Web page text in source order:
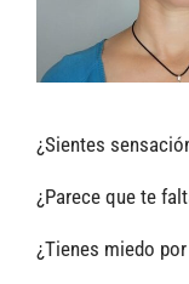
¿Sientes
¿Parece que te
¿Tienes miedo